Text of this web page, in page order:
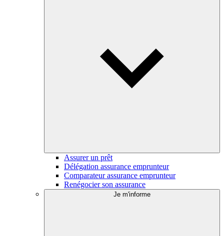
Assurer un prêt
Délégation assurance emprunteur
Comparateur assurance emprunteur
Renégocier son assurance
Je m'informe